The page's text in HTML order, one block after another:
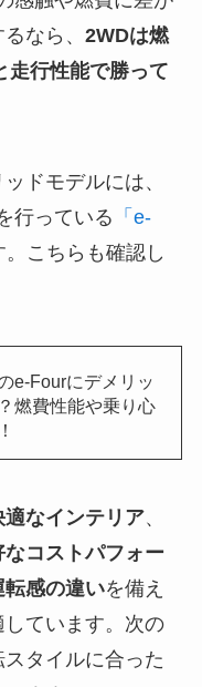
なら、 2WDは燃
走行性能で勝って
ドモデルには、
行っている 「e-
こちらも確認し
e-Fourにデメリッ
燃費性能や乗り心
適なインテリア、
なコストパフォー
転感の違いを備え
ています。次の
タイルに合った